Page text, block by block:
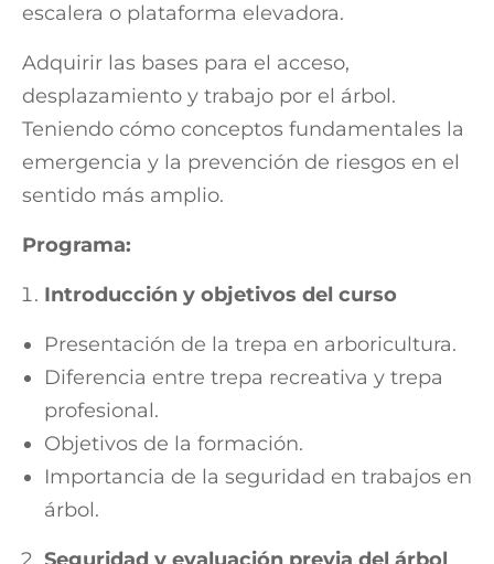
escalera o plataforma elevadora.
Adquirir las bases para el acceso,
desplazamiento y trabajo por el árbol.
Teniendo cómo conceptos fundamentales la
emergencia y la prevención de riesgos en el
sentido más amplio.
Programa:
Introducción y objetivos del curso
Presentación de la trepa en arboricultura.
Diferencia entre trepa recreativa y trepa
profesional.
Objetivos de la formación.
Importancia de la seguridad en trabajos en
árbol.